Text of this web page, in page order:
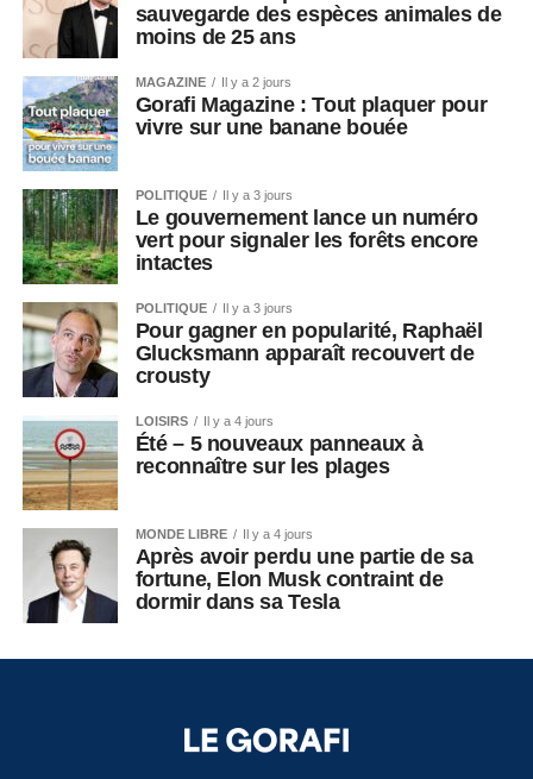
sauvegarde des espèces animales de
moins de 25 ans
MAGAZINE Il y a 2 jours
Gorafi Magazine : Tout plaquer pour
vivre sur une banane bouée
POLITIQUE Il y a 3 jours
Le gouvernement lance un numéro
vert pour signaler les forêts encore
intactes
POLITIQUE Il y a 3 jours
Pour gagner en popularité, Raphaël
Glucksmann apparaît recouvert de
crousty
LOISIRS Il y a 4 jours
Été – 5 nouveaux panneaux à
reconnaître sur les plages
MONDE LIBRE Il y a 4 jours
Après avoir perdu une partie de sa
fortune, Elon Musk contraint de
dormir dans sa Tesla